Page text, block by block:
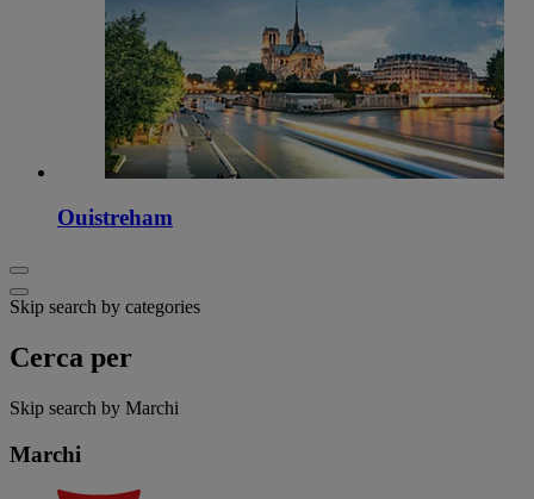
Ouistreham
Skip search by categories
Cerca per
Skip search by Marchi
Marchi